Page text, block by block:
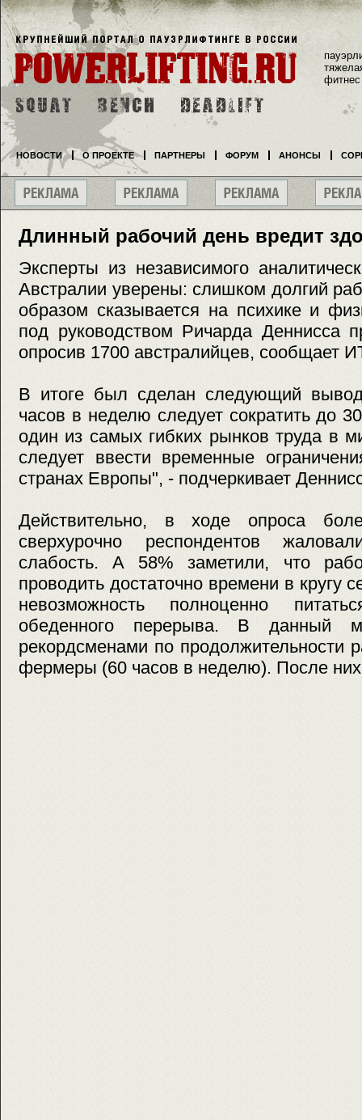
Длинный рабочий день вредит
Эксперты из независимого
Австралии уверены: слишком долгий
образом сказывается на психике и
под руководством Ричарда Деннисса
опросив 1700 австралийцев, сообщает
В итоге был сделан следующий
часов в неделю следует сократить до
один из самых гибких рынков труда в
следует ввести временные
странах Европы", - подчеркивает
Действительно, в ходе опроса
сверхурочно респондентов
слабость. А 58% заметили, что
проводить достаточно времени в кругу
невозможность полноценно
обеденного перерыва. В данный
рекордсменами по продолжительности
фермеры (60 часов в неделю). После
фитнес
НОВОСТИ О ПРОЕКТЕ ПАРТНЕРЫ ФОРУМ АНОНСЫ